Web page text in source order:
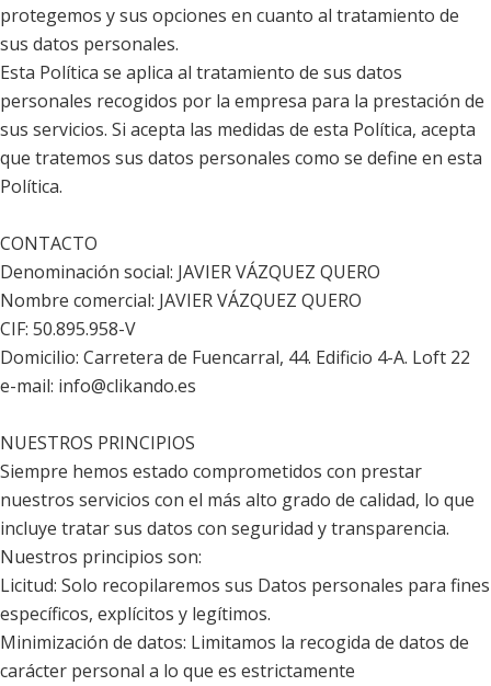
protegemos y sus opciones en cuanto al tratamiento de
sus datos personales.
Esta Política se aplica al tratamiento de sus datos
personales recogidos por la empresa para la prestación de
sus servicios. Si acepta las medidas de esta Política, acepta
que tratemos sus datos personales como se define en esta
Política.
CONTACTO
Denominación social: JAVIER VÁZQUEZ QUERO
Nombre comercial: JAVIER VÁZQUEZ QUERO
CIF: 50.895.958-V
Domicilio: Carretera de Fuencarral, 44. Edificio 4-A. Loft 22
e-mail: info@clikando.es
NUESTROS PRINCIPIOS
Siempre hemos estado comprometidos con prestar
nuestros servicios con el más alto grado de calidad, lo que
incluye tratar sus datos con seguridad y transparencia.
Nuestros principios son:
Licitud: Solo recopilaremos sus Datos personales para fines
específicos, explícitos y legítimos.
Minimización de datos: Limitamos la recogida de datos de
carácter personal a lo que es estrictamente